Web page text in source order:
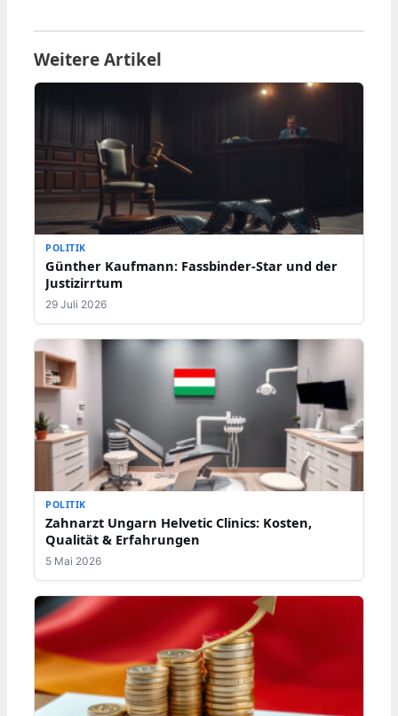
Weitere Artikel
POLITIK
Günther Kaufmann: Fassbinder-Star und der
Justizirrtum
29 Juli 2026
POLITIK
Zahnarzt Ungarn Helvetic Clinics: Kosten,
Qualität & Erfahrungen
5 Mai 2026